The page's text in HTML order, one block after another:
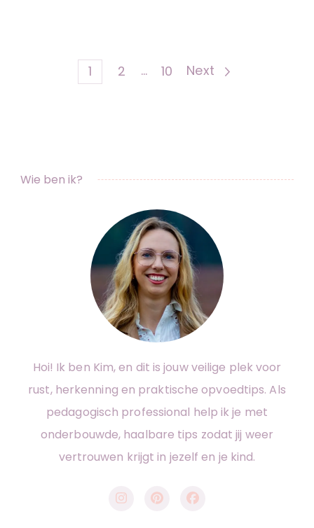
Berichten
Page
1 Page
2 … Page
10 Next
Wie ben ik?
Hoi! Ik ben Kim, en dit is jouw veilige plek voor
rust, herkenning en praktische opvoedtips. Als
pedagogisch professional help ik je met
onderbouwde, haalbare tips zodat jij weer
vertrouwen krijgt in jezelf en je kind.